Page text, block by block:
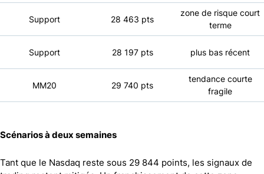
Support 28 463 pts
zone de risque court
terme
Support 28 197 pts plus bas récent
MM20 29 740 pts
tendance courte
fragile
Scénarios à deux semaines
Tant que le Nasdaq reste sous 29 844 points, les signaux de